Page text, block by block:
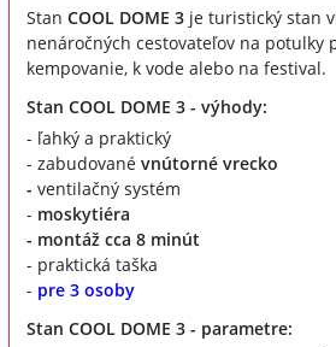
Stan COOL DOME 3 je turistický stan
nenáročných cestovateľov na potulky
kempovanie, k vode alebo na festival.
Stan COOL DOME 3 - výhody:
- ľahký a praktický
- zabudované vnútorné vrecko
- ventilačný systém
- moskytiéra
- montáž cca 8 minút
- praktická taška
- pre 3 osoby
Stan COOL DOME 3 - parametre: